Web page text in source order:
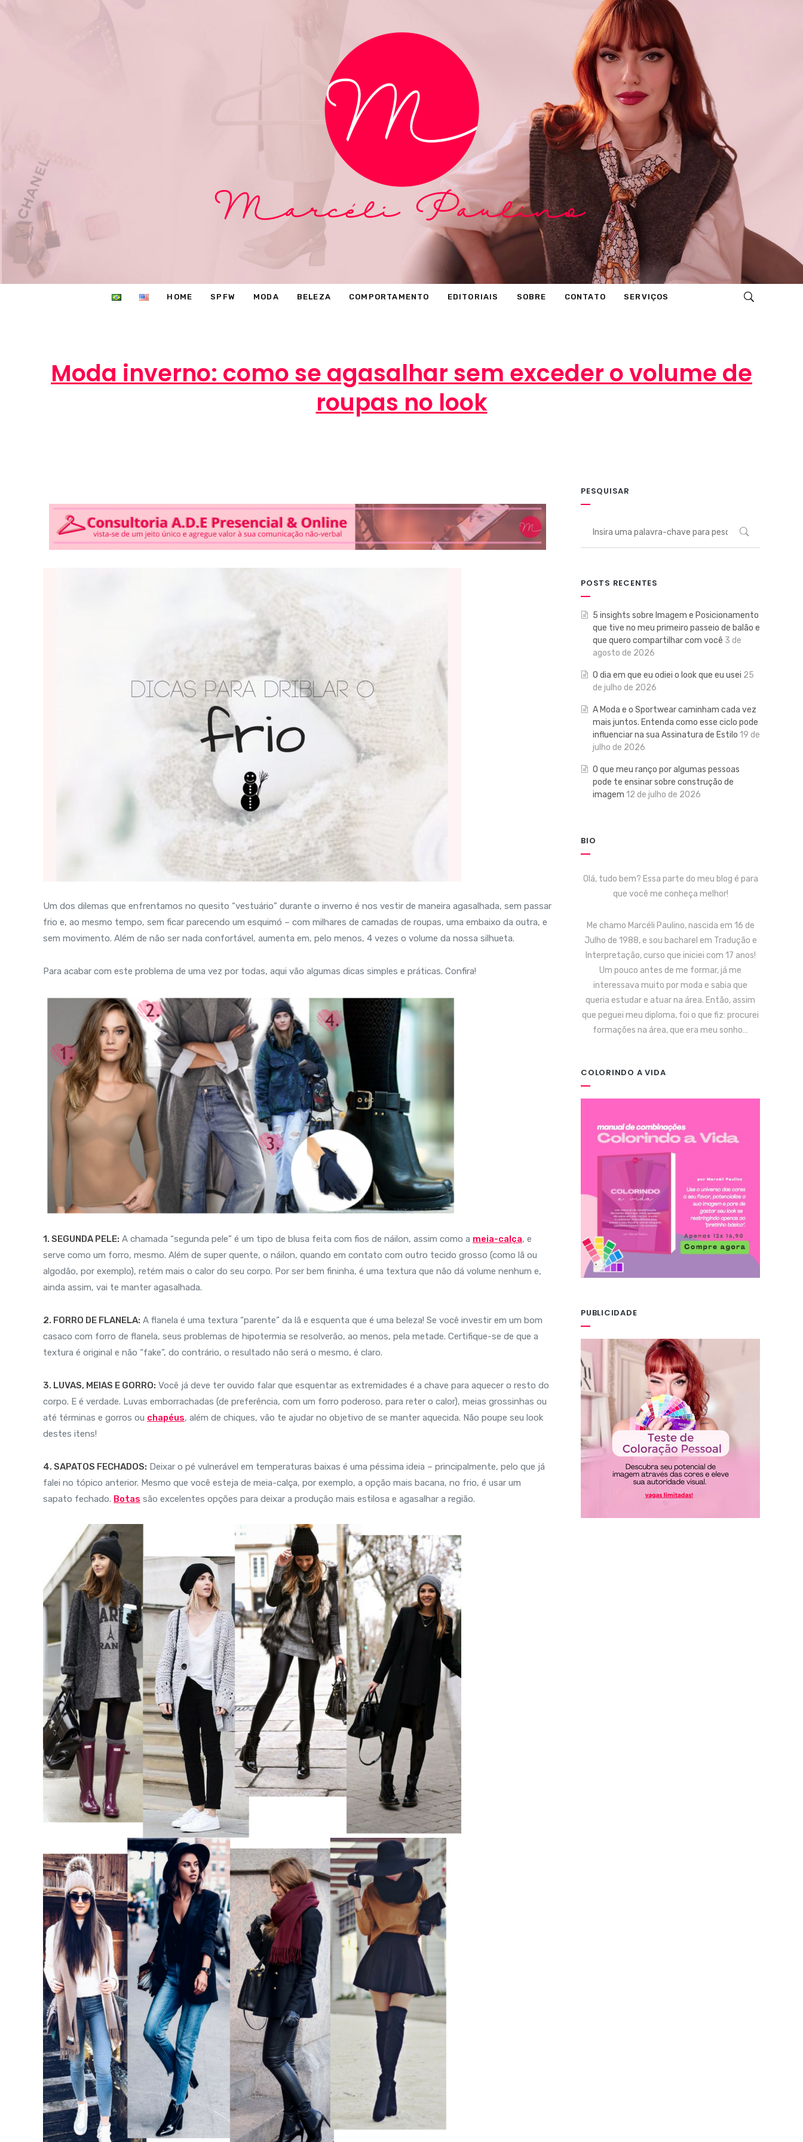
HOME SPFW MODA BELEZA COMPORTAMENTO EDITORIAIS SOBRE CONTATO SERVIÇOS
Moda inverno: como se agasalhar sem exceder o volume de
roupas no look
Um dos dilemas que enfrentamos no quesito “vestuário” durante o inverno é nos vestir de maneira agasalhada, sem passar
frio e, ao mesmo tempo, sem ficar parecendo um esquimó – com milhares de camadas de roupas, uma embaixo da outra, e
sem movimento. Além de não ser nada confortável, aumenta em, pelo menos, 4 vezes o volume da nossa silhueta.
Para acabar com este problema de uma vez por todas, aqui vão algumas dicas simples e práticas. Confira!
1. SEGUNDA PELE: A chamada “segunda pele” é um tipo de blusa feita com fios de náilon, assim como a meia-calça, e
serve como um forro, mesmo. Além de super quente, o náilon, quando em contato com outro tecido grosso (como lã ou
algodão, por exemplo), retém mais o calor do seu corpo. Por ser bem fininha, é uma textura que não dá volume nenhum e,
ainda assim, vai te manter agasalhada.
2. FORRO DE FLANELA: A flanela é uma textura “parente” da lã e esquenta que é uma beleza! Se você investir em um bom
casaco com forro de flanela, seus problemas de hipotermia se resolverão, ao menos, pela metade. Certifique-se de que a
textura é original e não “fake”, do contrário, o resultado não será o mesmo, é claro.
3. LUVAS, MEIAS E GORRO: Você já deve ter ouvido falar que esquentar as extremidades é a chave para aquecer o resto do
corpo. E é verdade. Luvas emborrachadas (de preferência, com um forro poderoso, para reter o calor), meias grossinhas ou
até términas e gorros ou chapéus, além de chiques, vão te ajudar no objetivo de se manter aquecida. Não poupe seu look
destes itens!
4. SAPATOS FECHADOS: Deixar o pé vulnerável em temperaturas baixas é uma péssima ideia – principalmente, pelo que já
falei no tópico anterior. Mesmo que você esteja de meia-calça, por exemplo, a opção mais bacana, no frio, é usar um
sapato fechado. Botas são excelentes opções para deixar a produção mais estilosa e agasalhar a região.
PESQUISAR
POSTS RECENTES
5 insights sobre Imagem e Posicionamento
que tive no meu primeiro passeio de balão e
que quero compartilhar com você 3 de
agosto de 2026
O dia em que eu odiei o look que eu usei 25
de julho de 2026
A Moda e o Sportwear caminham cada vez
mais juntos. Entenda como esse ciclo pode
influenciar na sua Assinatura de Estilo 19 de
julho de 2026
O que meu ranço por algumas pessoas
pode te ensinar sobre construção de
imagem 12 de julho de 2026
BIO
Olá, tudo bem? Essa parte do meu blog é para
que você me conheça melhor!
Me chamo Marcéli Paulino, nascida em 16 de
Julho de 1988, e sou bacharel em Tradução e
Interpretação, curso que iniciei com 17 anos!
Um pouco antes de me formar, já me
interessava muito por moda e sabia que
queria estudar e atuar na área. Então, assim
que peguei meu diploma, foi o que fiz: procurei
formações na área, que era meu sonho…
COLORINDO A VIDA
PUBLICIDADE